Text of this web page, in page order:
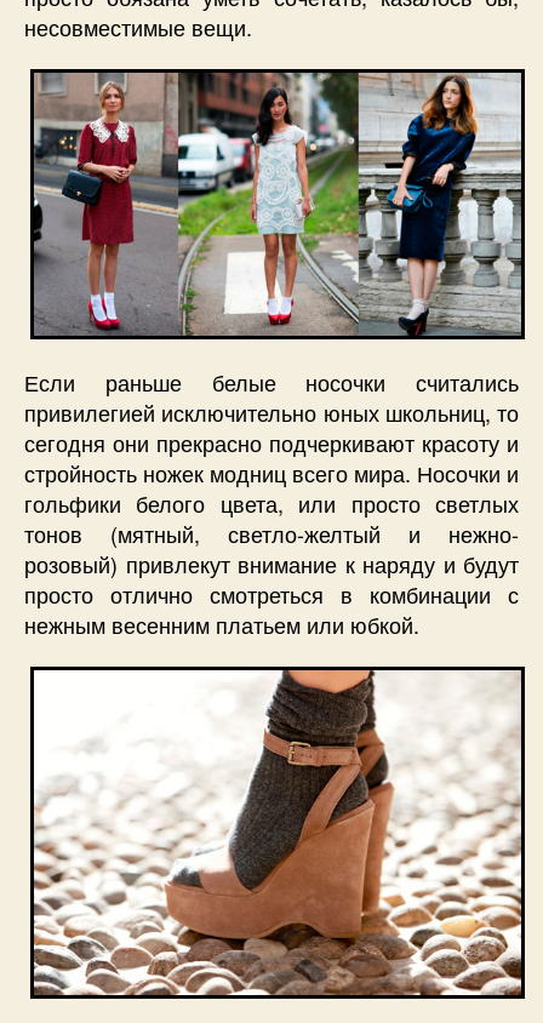
несовместимые вещи.
Если раньше белые носочки считались
привилегией исключительно юных школьниц, то
сегодня они прекрасно подчеркивают красоту и
стройность ножек модниц всего мира. Носочки и
гольфики белого цвета, или просто светлых
тонов (мятный, светло-желтый и нежно-
розовый) привлекут внимание к наряду и будут
просто отлично смотреться в комбинации с
нежным весенним платьем или юбкой.